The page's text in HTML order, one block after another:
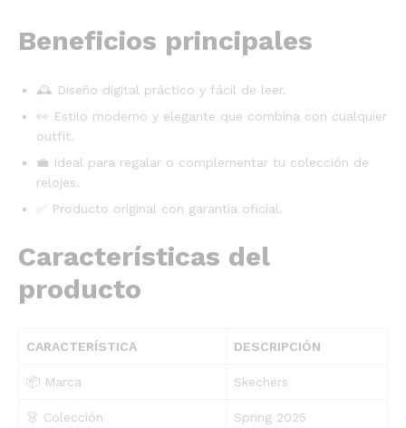
Beneficios principales
🕰️ Diseño digital práctico y fácil de leer.
👀 Estilo moderno y elegante que combina con cualquier
outfit.
💼 Ideal para regalar o complementar tu colección de
relojes.
✅ Producto original con garantía oficial.
Características del
producto
CARACTERÍSTICA DESCRIPCIÓN
📦 Marca Skechers
👗 Colección Spring 2025